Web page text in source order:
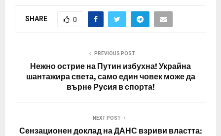
SHARE 0
PREVIOUS POST
Нежно острие на Путин избухна! Украйна
шантажира света, само един човек може да
върне Русия в спорта!
NEXT POST
Сензационен доклад на ДАНС взриви властта: